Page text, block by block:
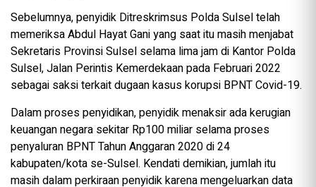
Sebelumnya, penyidik Ditreskrimsus Polda Sulsel telah
memeriksa Abdul Hayat Gani yang saat itu masih menjabat
Sekretaris Provinsi Sulsel selama lima jam di Kantor Polda
Sulsel, Jalan Perintis Kemerdekaan pada Februari 2022
sebagai saksi terkait dugaan kasus korupsi BPNT Covid-19.
Dalam proses penyidikan, penyidik menaksir ada kerugian
keuangan negara sekitar Rp100 miliar selama proses
penyaluran BPNT Tahun Anggaran 2020 di 24
kabupaten/kota se-Sulsel. Kendati demikian, jumlah itu
masih dalam perkiraan penyidik karena mengeluarkan data